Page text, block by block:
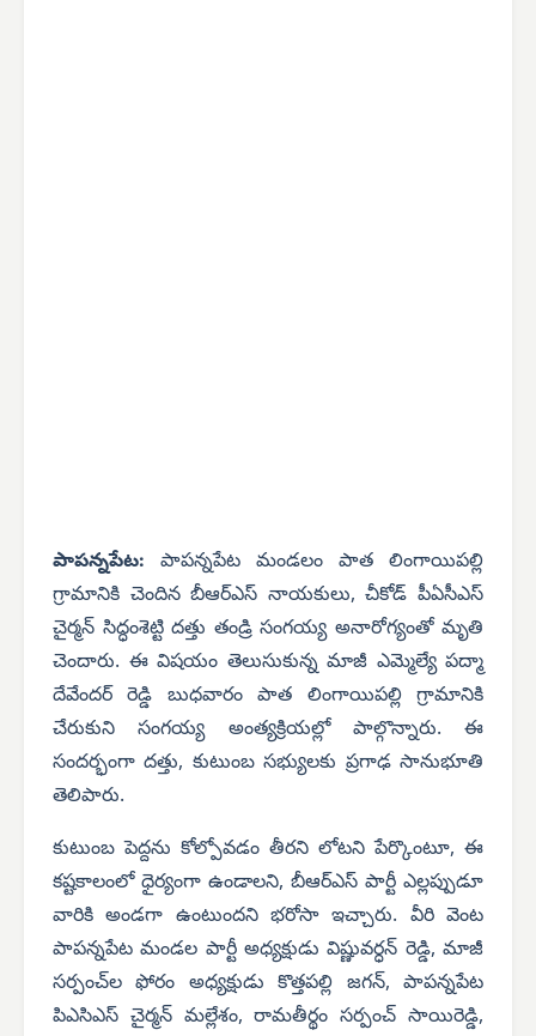
పాపన్నపేట: పాపన్నపేట మండలం పాత లింగాయిపల్లి
గ్రామానికి చెందిన బీఆర్ఎస్ నాయకులు, చీకోడ్ పీఏసీఎస్
చైర్మన్ సిద్ధంశెట్టి దత్తు తండ్రి సంగయ్య అనారోగ్యంతో మృతి
చెందారు. ఈ విషయం తెలుసుకున్న మాజీ ఎమ్మెల్యే పద్మా
దేవేందర్ రెడ్డి బుధవారం పాత లింగాయిపల్లి గ్రామానికి
చేరుకుని సంగయ్య అంత్యక్రియల్లో పాల్గొన్నారు. ఈ
సందర్భంగా దత్తు, కుటుంబ సభ్యులకు ప్రగాఢ సానుభూతి
తెలిపారు.
కుటుంబ పెద్దను కోల్పోవడం తీరని లోటని పేర్కొంటూ, ఈ
కష్టకాలంలో ధైర్యంగా ఉండాలని, బీఆర్ఎస్ పార్టీ ఎల్లప్పుడూ
వారికి అండగా ఉంటుందని భరోసా ఇచ్చారు. వీరి వెంట
పాపన్నపేట మండల పార్టీ అధ్యక్షుడు విష్ణువర్ధన్ రెడ్డి, మాజీ
సర్పంచ్‌ల ఫోరం అధ్యక్షుడు కొత్తపల్లి జగన్, పాపన్నపేట
పిఎసిఎస్ చైర్మన్ మల్లేశం, రామతీర్థం సర్పంచ్ సాయిరెడ్డి,